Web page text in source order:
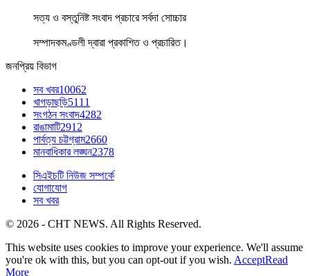
সত্য ও বস্তুনিষ্ট সংবাদ প্রচারে সর্বদা সোচ্চার
সম্পাদকমণ্ডলী দ্বারা প্রকাশিত ও প্রচারিত।
জনপ্রিয় বিভাগ
সব খবর10062
খাগড়াছড়ি5111
সংগঠন সংবাদ4282
রাঙামাটি2912
পার্বত্য চট্টগ্রাম2660
মানবাধিকার লঙ্ঘন2378
সিএইচটি নিউজ সম্পর্কে
যোগাযোগ
সব খবর
© 2026 - CHT NEWS. All Rights Reserved.
This website uses cookies to improve your experience. We'll assume
you're ok with this, but you can opt-out if you wish. AcceptRead
More